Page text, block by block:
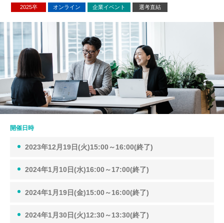
2025卒 オンライン 企業イベント 選考直結
開催日時
2023年12月19日(火)15:00～16:00(終了)
2024年1月10日(水)16:00～17:00(終了)
2024年1月19日(金)15:00～16:00(終了)
2024年1月30日(火)12:30～13:30(終了)